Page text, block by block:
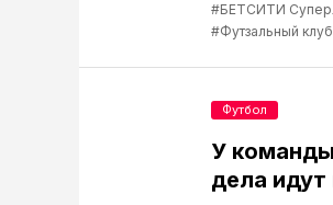
#БЕТСИТИ
#Футзальный
У
дела
Футбол